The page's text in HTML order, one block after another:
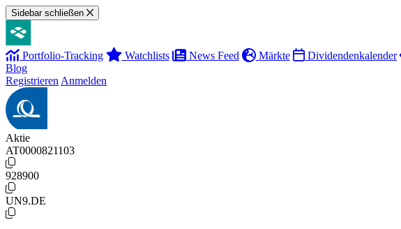
Sidebar schließen
Portfolio-Tracking Watchlists News Feed Märkte Dividendenkalender
Blog
Registrieren Anmelden
Aktie
AT0000821103
928900
UN9.DE